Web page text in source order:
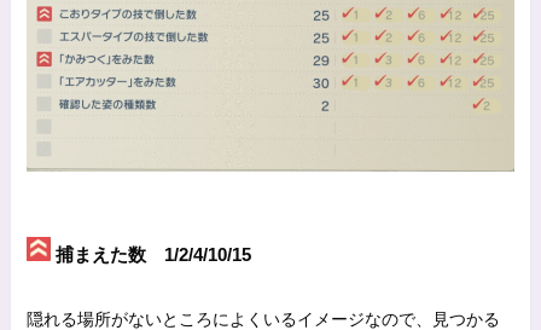
捕まえた数 1/2/4/10/15
隠れる場所がないところによくいるイメージなので、見つかる